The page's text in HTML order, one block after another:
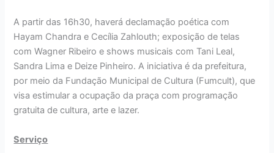
A partir das 16h30, haverá declamação poética com
Hayam Chandra e Cecília Zahlouth; exposição de telas
com Wagner Ribeiro e shows musicais com Tani Leal,
Sandra Lima e Deize Pinheiro. A iniciativa é da prefeitura,
por meio da Fundação Municipal de Cultura (Fumcult), que
visa estimular a ocupação da praça com programação
gratuita de cultura, arte e lazer.
Serviço